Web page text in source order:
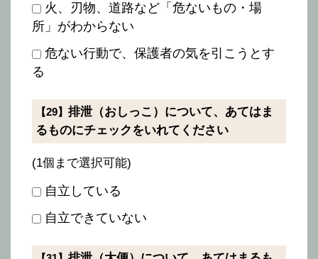
火、刃物、道路など「危ないもの・場
所」がわからない
危ない行動で、保護者の気を引こうとす
る
【29】 排泄（おしっこ）について、あてはま
るものにチェックをいれてください
(1個まで選択可能)
自立している
自立できていない